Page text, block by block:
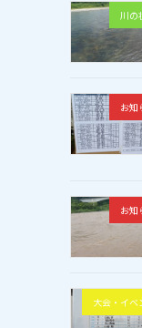
川の
お知
お知
大会・イベ